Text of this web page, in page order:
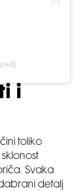
i
toliko
Svaka
detalj